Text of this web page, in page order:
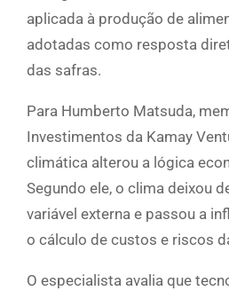
aplicada à produção de
adotadas como resposta
das safras.
Para Humberto Matsuda,
Investimentos da Kamay
climática alterou a lógica
Segundo ele, o clima deixou
variável externa e passou a
o cálculo de custos e riscos
O especialista avalia que